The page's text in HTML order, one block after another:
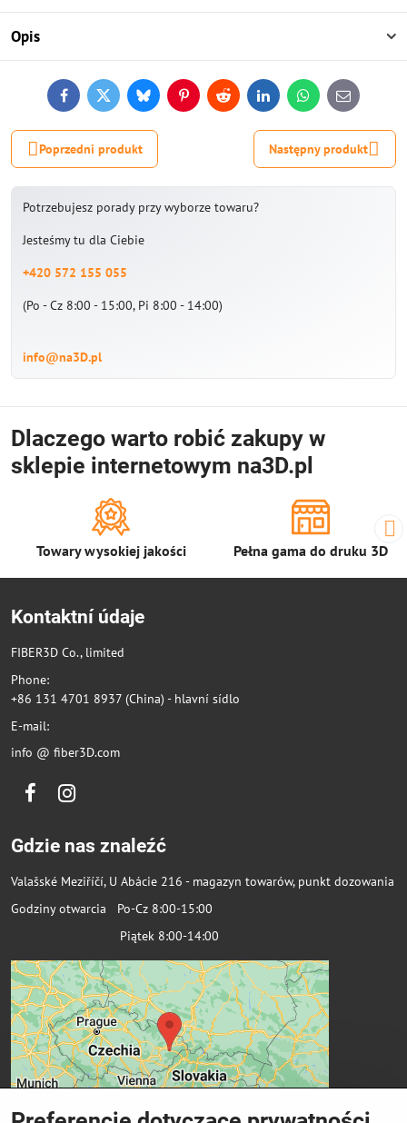
Opis
FacebookTwitterBlueskyPinterestReddit LinkedInWhatsApp
E-
mail
Poprzedni produkt Następny produkt
Potrzebujesz porady przy wyborze towaru?
Jesteśmy tu dla Ciebie
+420 572 155 055
(Po - Cz 8:00 - 15:00, Pi 8:00 - 14:00)
info@na3D.pl
Dlaczego warto robić zakupy w
sklepie internetowym na3D.pl
Towary wysokiej jakości Pełna gama do druku 3D
Kontaktní údaje
FIBER3D Co., limited
Phone:
+86 131 4701 8937 (China) - hlavní sídlo
E-mail:
info @ fiber3D.com
FacebookInstagram
Gdzie nas znaleźć
Valašské Meziříčí, U Abácie 216 - magazyn towarów, punkt dozowania
Godziny otwarcia Po-Cz 8:00-15:00
Piątek 8:00-14:00